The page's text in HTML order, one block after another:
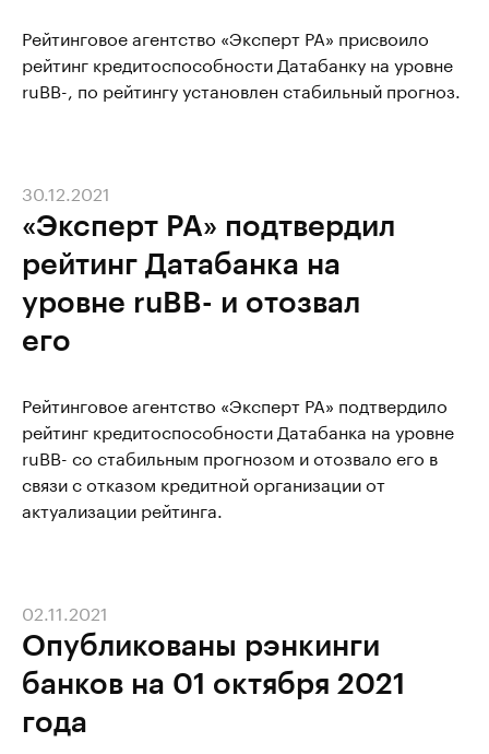
Рейтинговое агентство «Эксперт РА» присвоило
рейтинг кредитоспособности Датабанку на уровне
ruBB-, по рейтингу установлен стабильный прогноз.
«Эксперт РА» подтвердил
рейтинг Датабанка на
уровне ruBB- и отозвал
его
30.12.2021
Рейтинговое агентство «Эксперт РА» подтвердило
рейтинг кредитоспособности Датабанка на уровне
ruBB- со стабильным прогнозом и отозвало его в
связи с отказом кредитной организации от
актуализации рейтинга.
Опубликованы рэнкинги
банков на 01 октября 2021
года
02.11.2021